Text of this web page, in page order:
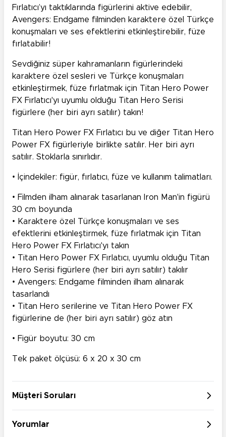
Fırlatıcı’yı taktıklarında figürlerini aktive edebilir,
Avengers: Endgame filminden karaktere özel Türkçe
konuşmaları ve ses efektlerini etkinleştirebilir, füze
fırlatabilir!
Sevdiğiniz süper kahramanların figürlerindeki
karaktere özel sesleri ve Türkçe konuşmaları
etkinleştirmek, füze fırlatmak için Titan Hero Power
FX Fırlatıcı'yı uyumlu olduğu Titan Hero Serisi
figürlere (her biri ayrı satılır) takın!
Titan Hero Power FX Fırlatıcı bu ve diğer Titan Hero
Power FX figürleriyle birlikte satılır. Her biri ayrı
satılır. Stoklarla sınırlıdır.
• İçindekiler: figür, fırlatıcı, füze ve kullanım talimatları.
• Filmden ilham alınarak tasarlanan Iron Man'in figürü
30 cm boyunda
• Karaktere özel Türkçe konuşmaları ve ses
efektlerini etkinleştirmek, füze fırlatmak için Titan
Hero Power FX Fırlatıcı'yı takın
• Titan Hero Power FX Fırlatıcı, uyumlu olduğu Titan
Hero Serisi figürlere (her biri ayrı satılır) takılır
• Avengers: Endgame filminden ilham alınarak
tasarlandı
• Titan Hero serilerine ve Titan Hero Power FX
figürlerine de (her biri ayrı satılır) göz atın
• Figür boyutu: 30 cm
Tek paket ölçüsü: 6 x 20 x 30 cm
Müşteri Soruları
Yorumlar